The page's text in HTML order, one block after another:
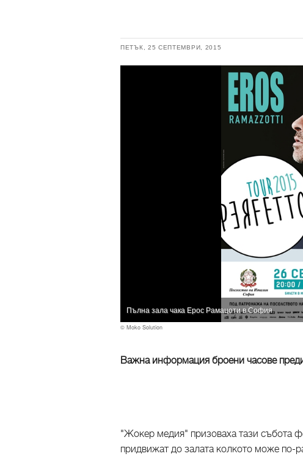
ПЕТЪК, 25 СЕПТЕМВРИ, 2015
Пълна зала чака Ерос Рамацоти в София
© Moko Solution
Важна информация броени часове
"Жокер медия" призоваха тази събота
придвижат до залата колкото може по-